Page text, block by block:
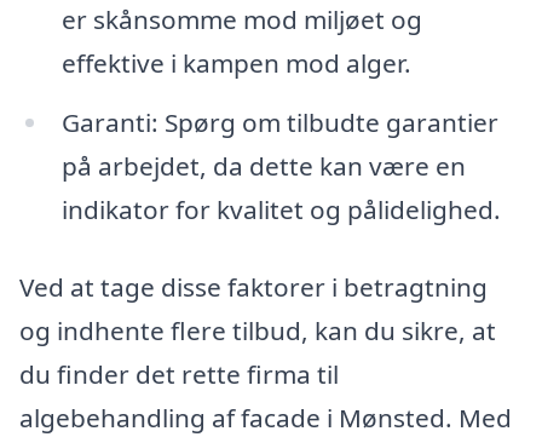
er skånsomme mod miljøet og
effektive i kampen mod alger.
Garanti: Spørg om tilbudte garantier
på arbejdet, da dette kan være en
indikator for kvalitet og pålidelighed.
Ved at tage disse faktorer i betragtning
og indhente flere tilbud, kan du sikre, at
du finder det rette firma til
algebehandling af facade i Mønsted. Med